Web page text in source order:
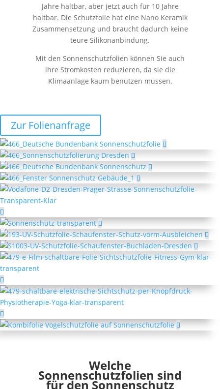
Jahre haltbar, aber jetzt auch für 10 Jahre
haltbar. Die Schutzfolie hat eine Nano Keramik
Zusammensetzung und braucht dadurch keine
teure Silikonanbindung.
Mit den Sonnenschutzfolien können Sie auch
ihre Stromkosten reduzieren, da sie die
Klimaanlage kaum benutzen müssen.
Zur Folienanfrage
Welche
Sonnenschutzfolien sind
für den Sonnenschutz